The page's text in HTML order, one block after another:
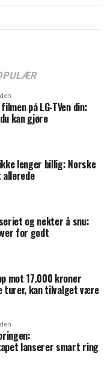
på LG-TVen din:
kan gjøre
lenger billig: Norske
og nekter å snu:
for godt
mot 17.000 kroner
turer, kan tilvalget være
lanserer smart ring